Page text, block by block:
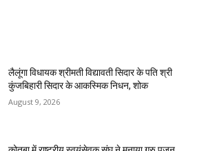
लैलूंगा विधायक श्रीमती विद्यावती सिदार के पति श्री
कुंजबिहारी सिदार के आकस्मिक निधन, शोक
August 9, 2026